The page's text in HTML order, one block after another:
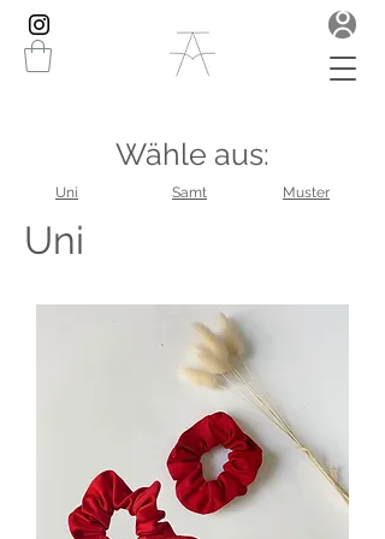
Wähle aus:
Uni Samt Muster
Uni